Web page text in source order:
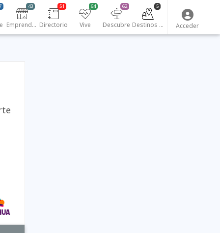
Emprendedores
43
Directorio
51
Vive
64
Descubre
62
Destinos turísticos
5
Acceder